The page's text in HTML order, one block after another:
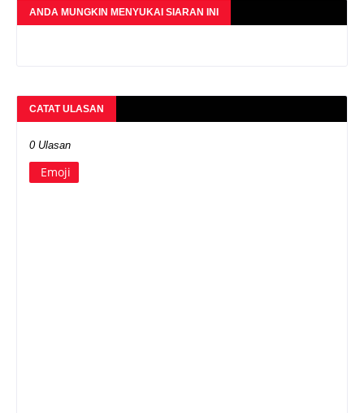
ANDA MUNGKIN MENYUKAI SIARAN INI
CATAT ULASAN
0 Ulasan
Emoji